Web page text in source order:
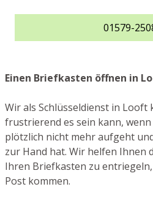
01579-
Einen Briefkasten öffnen in
Wir als Schlüsseldienst in Looft
frustrierend es sein kann,
plötzlich nicht mehr aufgeht
zur Hand hat. Wir helfen Ihnen
Ihren Briefkasten zu
Post kommen.